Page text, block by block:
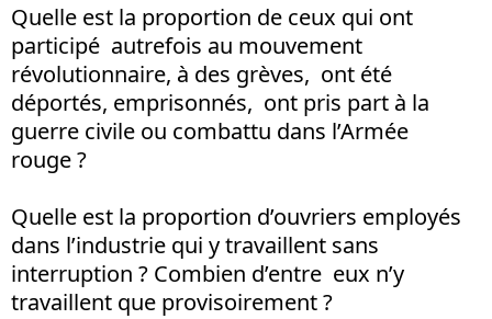
Quelle est la proportion de ceux qui ont
participé autrefois au mouvement
révolutionnaire, à des grèves, ont été
déportés, emprisonnés, ont pris part à la
guerre civile ou combattu dans l’Armée
rouge ?
Quelle est la proportion d’ouvriers employés
dans l’industrie qui y travaillent sans
interruption ? Combien d’entre eux n’y
travaillent que provisoirement ?